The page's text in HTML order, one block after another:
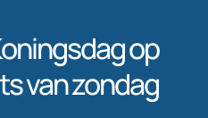
op
van zondag